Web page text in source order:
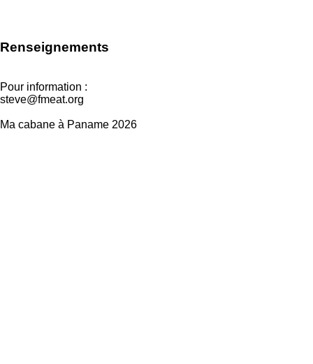
Renseignements
Pour information :
steve@fmeat.org
Ma cabane à Paname 2026